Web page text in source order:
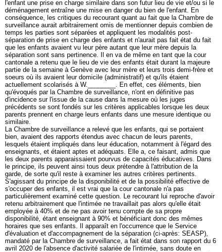
l'enfant une prise en charge similaire dans son futur lieu de vie et/ou si le
déménagement entraîne une mise en danger du bien de l'enfant. En
conséquence, les critiques du recourant quant au fait que la Chambre de
surveillance aurait arbitrairement omis de mentionner depuis combien de
temps les parties sont séparées et appliquent les modalités post-
séparation de prise en charge des enfants et n'aurait pas fait état du fait
que les enfants avaient vu leur père autant que leur mère depuis la
séparation sont sans pertinence. Il en va de même en tant que la cour
cantonale a retenu que le lieu de vie des enfants était durant la majeure
partie de la semaine à Genève avec leur mère et leurs trois demi-frère et
soeurs où ils avaient leur domicile (administratif) et qu'ils étaient
actuellement scolarisés à W.________. En effet, ces éléments, bien
qu'évoqués par la Chambre de surveillance, n'ont en définitive pas
d'incidence sur l'issue de la cause dans la mesure où les juges
précédents se sont fondés sur les critères applicables lorsque les deux
parents prennent en charge leurs enfants dans une mesure identique ou
similaire.
La Chambre de surveillance a relevé que les enfants, qui se portaient
bien, avaient des rapports étendus avec chacun de leurs parents,
lesquels étaient impliqués dans leur éducation, notamment à l'égard des
enseignants, et étaient aptes et adéquats. Elle a, ce faisant, admis que
les deux parents apparaissaient pourvus de capacités éducatives. Dans
le principe, ils peuvent ainsi tous deux prétendre à l'attribution de la
garde, de sorte qu'il reste à examiner les autres critères pertinents.
S'agissant du principe de la disponibilité et de la possibilité effective de
s'occuper des enfants, il est vrai que la cour cantonale n'a pas
particulièrement examiné cette question. Le recourant lui reproche d'avoir
retenu arbitrairement que l'intimée ne travaillait pas alors qu'elle était
employée à 40% et de ne pas avoir tenu compte de sa propre
disponibilité, étant enseignant à 90% et bénéficiant donc des mêmes
horaires que ses enfants. Il apparaît en l'occurrence que le Service
d'évaluation et d'accompagnement de la séparation (ci-après: SEASP),
mandaté par la Chambre de surveillance, a fait état dans son rapport du 6
avril 2020 de l'absence d'activité salariée de l'intimée, sans doute en